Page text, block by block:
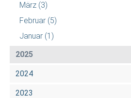
März (3)
Februar (5)
Januar (1)
2025
2024
2023